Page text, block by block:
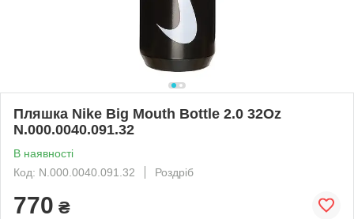
Пляшка Nike Big Mouth Bottle 2.0 32Oz
N.000.0040.091.32
В наявності
Код: N.000.0040.091.32
Роздріб
770 ₴